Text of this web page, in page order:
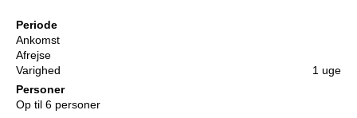
Periode
Ankomst
Afrejse
Varighed
1 uge
Personer
Op til 6 personer